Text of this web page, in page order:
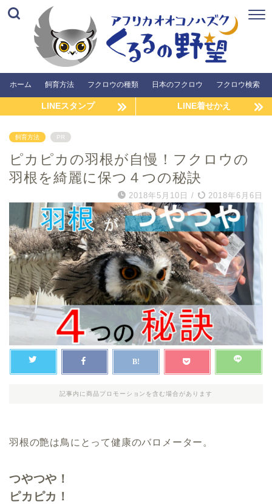
ホーム 飼育方法 フクロウの種類 日本のフクロウ フクロウ検索
LINEスタンプ LINE着せかえ
飼育方法 PR
ピカピカの羽根が自慢！フクロウの
羽根を綺麗に保つ４つの秘訣
2018年5月10日 / 2018年6月6日
記事内に商品プロモーションを含む場合があります
羽根の艶は鳥にとって健康のバロメーター。
つやつや！
ピカピカ！